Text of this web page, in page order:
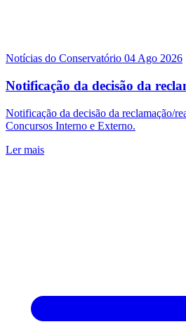
Notícias do Conservatório 04 Ago 2026
Notificação da decisão da
Notificação da decisão da reclamação/
Concursos Interno e Externo.
Ler mais